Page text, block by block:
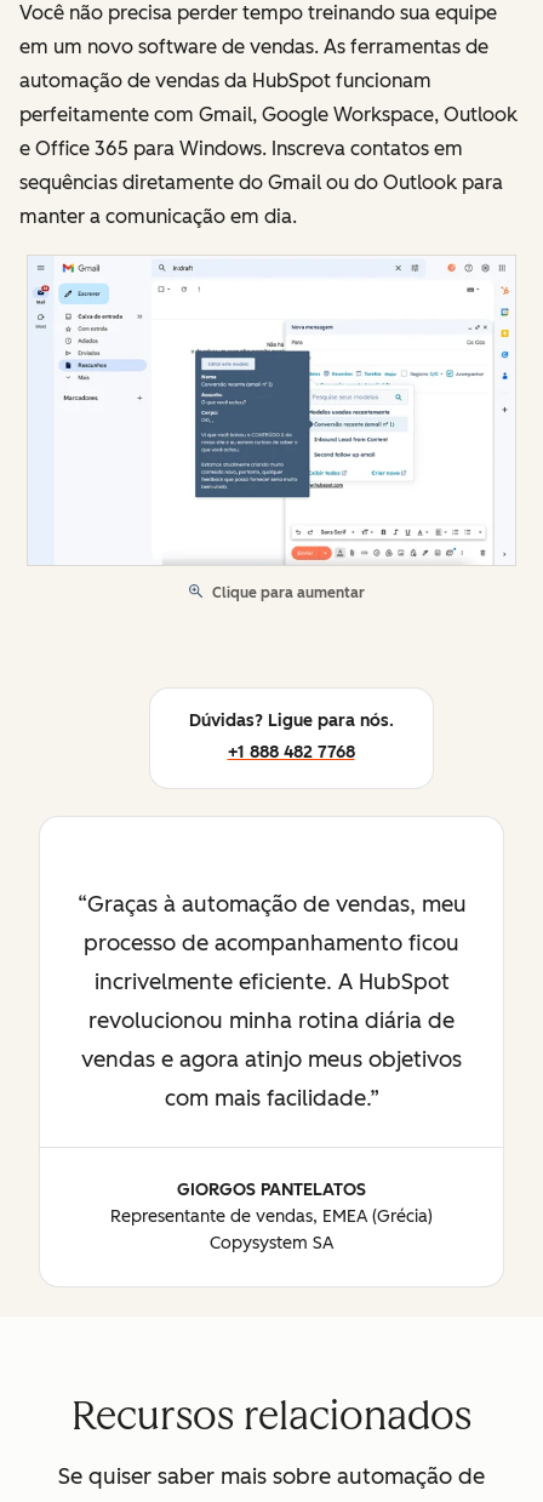
Você não precisa perder tempo treinando sua equipe
em um novo software de vendas. As ferramentas de
automação de vendas da HubSpot funcionam
perfeitamente com Gmail, Google Workspace, Outlook
e Office 365 para Windows. Inscreva contatos em
sequências diretamente do Gmail ou do Outlook para
manter a comunicação em dia.
Clique para aumentar
Dúvidas? Ligue para nós.
+1 888 482 7768
Graças à automação de vendas, meu
processo de acompanhamento ficou
incrivelmente eficiente. A HubSpot
revolucionou minha rotina diária de
vendas e agora atinjo meus objetivos
com mais facilidade.
GIORGOS PANTELATOS
Representante de vendas, EMEA (Grécia)
Copysystem SA
Recursos relacionados
Se quiser saber mais sobre automação de